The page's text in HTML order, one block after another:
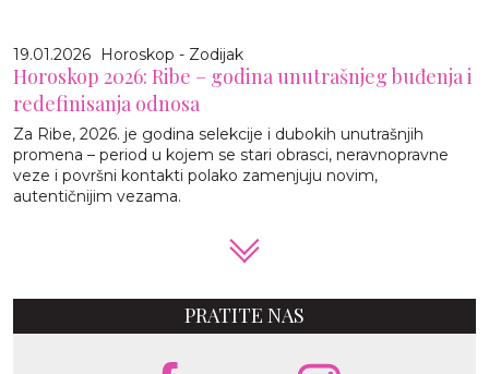
19.01.2026 Horoskop - Zodijak
Horoskop 2026: Ribe – godina unutrašnjeg buđenja i
redefinisanja odnosa
Za Ribe, 2026. je godina selekcije i dubokih unutrašnjih
promena – period u kojem se stari obrasci, neravnopravne
veze i površni kontakti polako zamenjuju novim,
autentičnijim vezama.
PRATITE NAS